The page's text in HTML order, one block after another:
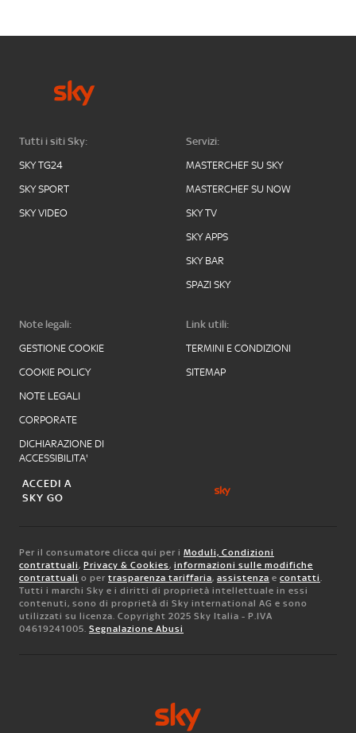
Tutti i siti Sky:
SKY TG24
SKY SPORT
SKY VIDEO
Servizi:
MASTERCHEF SU SKY
MASTERCHEF SU NOW
SKY TV
SKY APPS
SKY BAR
SPAZI SKY
Note legali:
GESTIONE COOKIE
COOKIE POLICY
NOTE LEGALI
CORPORATE
DICHIARAZIONE DI
ACCESSIBILITA'
Link utili:
TERMINI E CONDIZIONI
SITEMAP
ACCEDI A
SKY GO
Per il consumatore clicca qui per i Moduli, Condizioni
contrattuali, Privacy & Cookies, informazioni sulle modifiche
contrattuali o per trasparenza tariffaria, assistenza e contatti.
Tutti i marchi Sky e i diritti di proprietà intellettuale in essi
contenuti, sono di proprietà di Sky international AG e sono
utilizzati su licenza. Copyright 2025 Sky Italia - P.IVA
04619241005. Segnalazione Abusi